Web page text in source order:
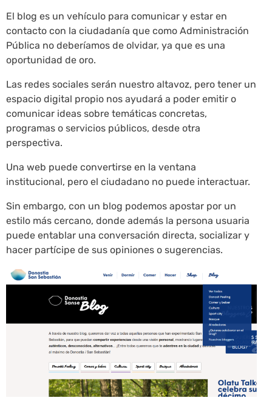
El blog es un vehículo para comunicar y estar en
contacto con la ciudadanía que como Administración
Pública no deberíamos de olvidar, ya que es una
oportunidad de oro.
Las redes sociales serán nuestro altavoz, pero tener un
espacio digital propio nos ayudará a poder emitir o
comunicar ideas sobre temáticas concretas,
programas o servicios públicos, desde otra
perspectiva.
Una web puede convertirse en la ventana
institucional, pero el ciudadano no puede interactuar.
Sin embargo, con un blog podemos apostar por un
estilo más cercano, donde además la persona usuaria
puede entablar una conversación directa, socializar y
hacer partícipe de sus opiniones o sugerencias.